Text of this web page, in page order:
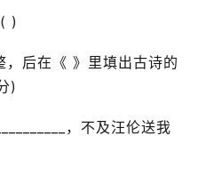
)
后在《 》里填出古诗的
)
，不及汪伦送我